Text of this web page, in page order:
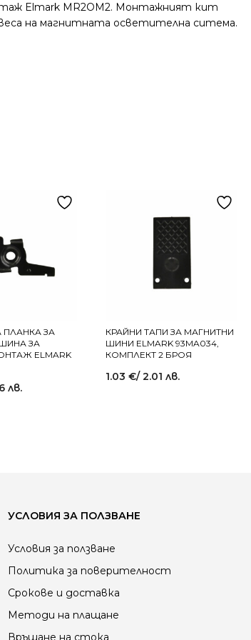
Elmark MR2OM2. Монтажният кит
на магнитната осветителна ситема.
ЗА
ЗА
ELMARK
лв.
КРАЙНИ ТАПИ ЗА МАГНИТНИ
ШИНИ ELMARK 93MA034,
КОМПЛЕКТ 2 БРОЯ
1.03 €/ 2.01 лв.
УСЛОВИЯ ЗА ПОЛЗВАНЕ
Условия за ползване
Политика за поверителност
Срокове и доставка
Методи на плащане
Връщане на стока